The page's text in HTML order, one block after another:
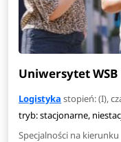
Uniwersytet
Logistyka stopień: (I),
tryb: stacjonarne,
Specjalności na